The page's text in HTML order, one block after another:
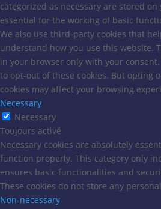
categorized as necessary are stored
essential for the working of basic
We also use third-party cookies that
understand how you use this website.
in your browser only with your
to opt-out of these cookies. But opting
cookies may affect your browsing
Necessary
Necessary
Toujours activé
Necessary cookies are absolutely
function properly. This category only
ensures basic functionalities and
These cookies do not store any
Non-necessary